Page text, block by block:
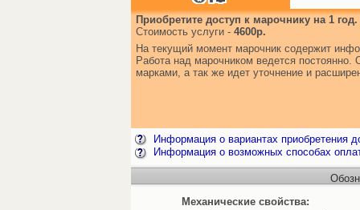
Приобретите доступ к марочнику на 1 год.
Стоимость услуги - 4600р.
На текущий момент марочник содержит
Работа над марочником ведется постоянно.
марками, а так же идет уточнение и
Информация о вариантах приобретения
Информация о возможных способах
Механические свойства: